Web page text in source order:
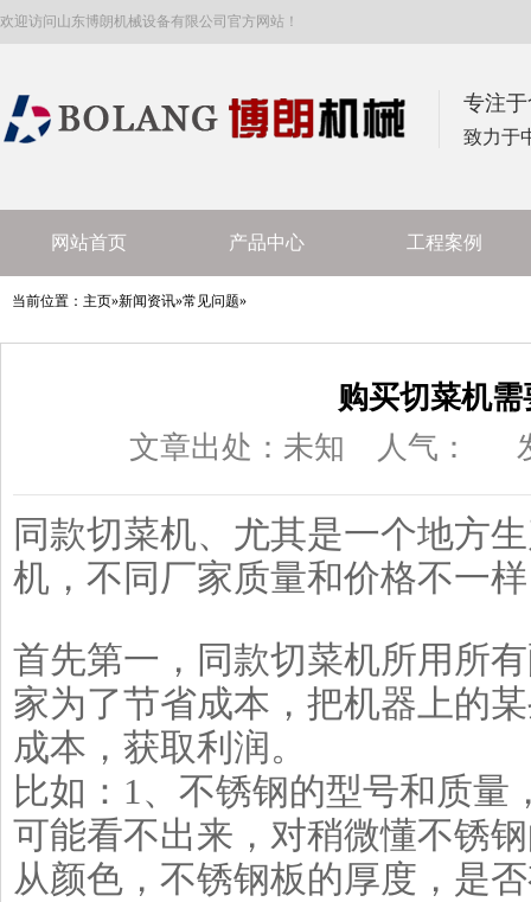
欢迎访问山东博朗机械设备有限公司官方网站！
专注
致力于
网站首页 产品中心 工程案例
当前位置： 主页»新闻资讯»常见问题»
购买切菜机
文章出处：未知
人气：
同款切菜机、尤其是一个地方
机，不同厂家质量和价格不一
首先第一，同款切菜机所用所
家为了节省成本，把机器上的
成本，获取利润。
比如：1、不锈钢的型号和质
可能看不出来，对稍微懂不锈
从颜色，不锈钢板的厚度，是